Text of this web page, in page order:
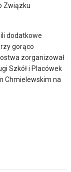
Związku
dodatkowe
gorąco
zorganizował
Szkół i Placówek
Chmielewskim na